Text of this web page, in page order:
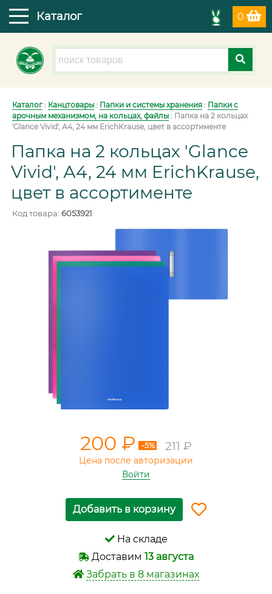
0
Каталог
Каталог: Канцтовары : Папки и системы хранения : Папки с
арочным механизмом, на кольцах, файлы : Папка на 2 кольцах
'Glance Vivid', А4, 24 мм ErichKrause, цвет в ассортименте
Папка на 2 кольцах 'Glance
Vivid', А4, 24 мм ErichKrause,
цвет в ассортименте
Код товара: 6053921
200 ₽ -5% 211 ₽
Цена после авторизации
Войти
Добавить в корзину
На складе
Доставим 13 августа
Забрать в 8 магазинах